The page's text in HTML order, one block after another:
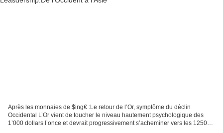
Après les monnaies de $ing€ :Le retour de l’Or, symptôme du déclin
Occidental L’Or vient de toucher le niveau hautement psychologique des
1’000 dollars l’once et devrait progressivement s’acheminer vers les 1250